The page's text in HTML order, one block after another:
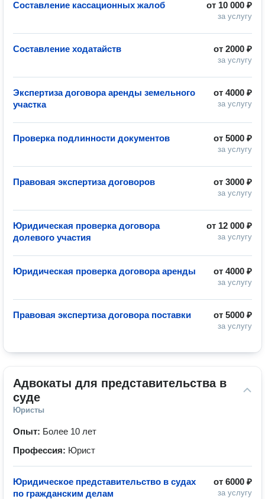
от 10 000 ₽
за услугу
Составление кассационных жалоб
от 2000 ₽
за услугу
Составление ходатайств
от 4000 ₽
за услугу
Экспертиза договора аренды земельного
участка
от 5000 ₽
за услугу
Проверка подлинности документов
от 3000 ₽
за услугу
Правовая экспертиза договоров
от 12 000 ₽
за услугу
Юридическая проверка договора
долевого участия
от 4000 ₽
за услугу
Юридическая проверка договора аренды
от 5000 ₽
за услугу
Правовая экспертиза договора поставки
Адвокаты для представительства в
суде
Юристы
Опыт: Более 10 лет
Профессия: Юрист
от 6000 ₽
за услугу
Юридическое представительство в судах
по гражданским делам